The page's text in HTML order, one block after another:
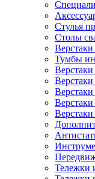
Стулья
Столы
Тумбы
Тележки